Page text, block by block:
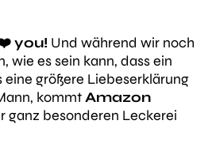
you! Und während wir noch
wie es sein kann, dass ein
größere Liebeserklärung
kommtAmazon
ganz besonderen Leckerei